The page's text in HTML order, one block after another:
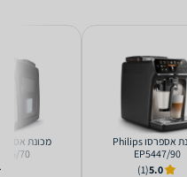
‏מכונת אספרסו Philips
EP5447/90
5.0
(1)
70